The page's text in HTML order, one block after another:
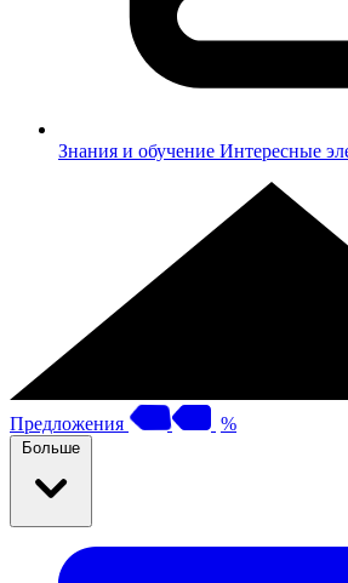
Знания и обучение Интересные
Предложения %
Больше